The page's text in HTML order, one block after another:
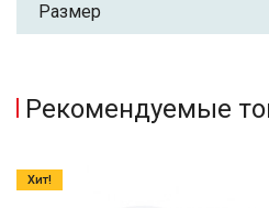
Размер
Рекомендуемые
Хит!